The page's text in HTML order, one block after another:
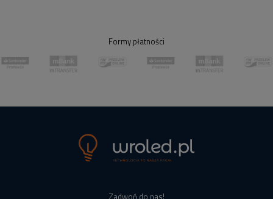
Formy płatności
Zadwoń do nas!